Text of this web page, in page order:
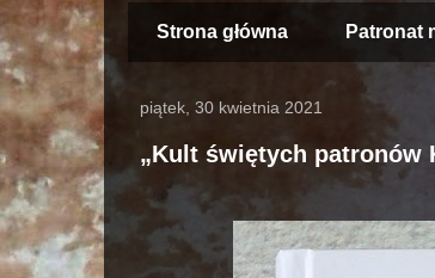
Strona główna Patronat
piątek, 30 kwietnia 2021
„Kult świętych patronów